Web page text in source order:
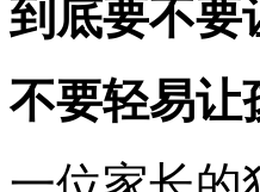
到底要不要
不要轻易让